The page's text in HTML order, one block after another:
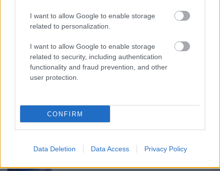
I want to allow Google to enable storage
related to personalization.
I want to allow Google to enable storage
related to security, including authentication
functionality and fraud prevention, and other
user protection.
CONFIRM
Data Deletion Data Access Privacy Policy
Címkék:dedikálás író-olvasó találkozó Vörös Pöttyös Klub
21-ről a 22-re – azaz évértékelő, évkezdő